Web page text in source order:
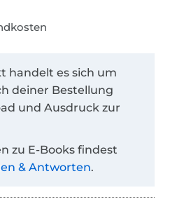
handelt es sich um
deiner Bestellung
und Ausdruck zur
zu E-Books findest
& Antworten.